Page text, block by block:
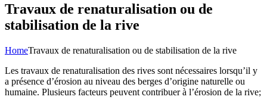
Travaux de renaturalisation ou de
stabilisation de la rive
HomeTravaux de renaturalisation ou de stabilisation de la rive
Les travaux de renaturalisation des rives sont nécessaires lorsqu’il y
a présence d’érosion au niveau des berges d’origine naturelle ou
humaine. Plusieurs facteurs peuvent contribuer à l’érosion de la rive;